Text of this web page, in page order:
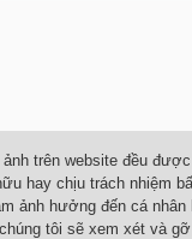
trên website đều
hay chịu trách nhiệm
ảnh hưởng đến cá
tôi sẽ xem xét và